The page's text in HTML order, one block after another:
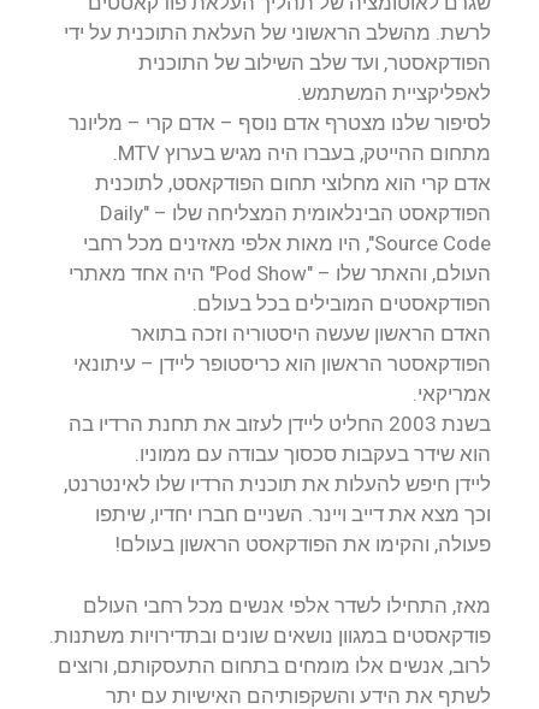
לרשת. מהשלב הראשוני של העלאת התוכנית על ידי
הפודקאסטר, ועד שלב השילוב של התוכנית
לאפליקציית המשתמש.
לסיפור שלנו מצטרף אדם נוסף – אדם קרי – מליונר
מתחום ההייטק, בעברו היה מגיש בערוץ MTV.
אדם קרי הוא מחלוצי תחום הפודקאסט, לתוכנית
הפודקאסט הבינלאומית המצליחה שלו – "Daily
Source Code", היו מאות אלפי מאזינים מכל רחבי
העולם, והאתר שלו – "Pod Show" היה אחד מאתרי
הפודקאסטים המובילים בכל בעולם.
האדם הראשון שעשה היסטוריה וזכה בתואר
הפודקאסטר הראשון הוא כריסטופר ליידן – עיתונאי
אמריקאי.
בשנת 2003 החליט ליידן לעזוב את תחנת הרדיו בה
הוא שידר בעקבות סכסוך עבודה עם ממוניו.
ליידן חיפש להעלות את תוכנית הרדיו שלו לאינטרנט,
וכך מצא את דייב ויינר. השניים חברו יחדיו, שיתפו
פעולה, והקימו את הפודקאסט הראשון בעולם!
מאז, התחילו לשדר אלפי אנשים מכל רחבי העולם
פודקאסטים במגוון נושאים שונים ובתדירויות משתנות.
לרוב, אנשים אלו מומחים בתחום התעסקותם, ורוצים
לשתף את הידע והשקפותיהם האישיות עם יתר